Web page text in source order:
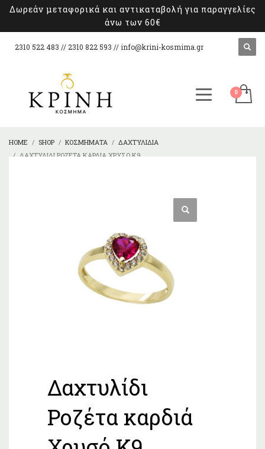
Δωρεάν μεταφορικά και αντικαταβολή για παραγγελίες
άνω των 60€
2310 522 483 // 2310 822 593 // info@krini-kosmima.gr
HOME SHOP ΚΟΣΜΉΜΑΤΑ
ΔΑΧΤΥΛΊΔΙΑ
ΔΑΧΤΥΛΊΔΙ ΡΟΖΈΤΑ ΚΑΡΔΙΆ ΧΡΥΣΌ Κ9
Δαχτυλίδι
Ροζέτα καρδιά